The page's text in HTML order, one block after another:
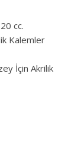
cc.
Kalemler
İçin Akrilik